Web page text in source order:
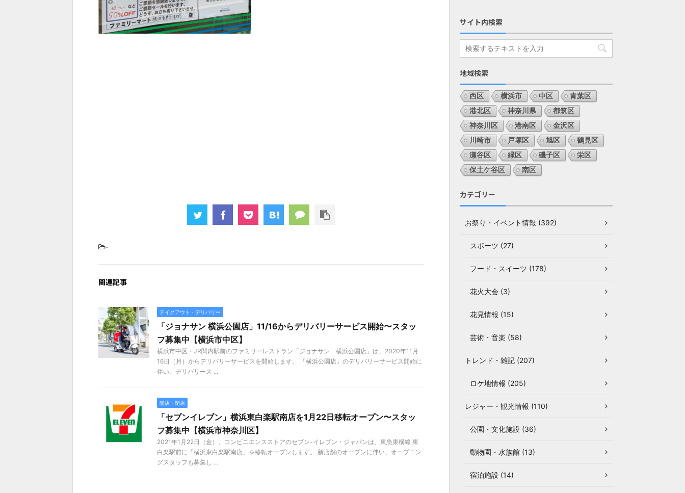
-
関連記事
テイクアウト・デリバリー
「ジョナサン 横浜公園店」11/16からデリバリーサービス開始〜スタッ
フ募集中【横浜市中区】
横浜市中区・JR関内駅前のファミリーレストラン「ジョナサン 横浜公園店」は、2020年11月
16日（月）からデリバリーサービスを開始します。 「横浜公園店」のデリバリーサービス開始に
伴い、デリバリース ...
開店・閉店
「セブンイレブン」横浜東白楽駅南店を1月22日移転オープン〜スタッ
フ募集中【横浜市神奈川区】
2021年1月22日（金）、コンビニエンスストアのセブン-イレブン・ジャパンは、東急東横線 東
白楽駅前に「横浜東白楽駅南店」を移転オープンします。 新店舗のオープンに伴い、オープニン
グスタッフも募集し ...
サイト内検索
地域検索
西区 横浜市 中区
青葉区
港北区
神奈川県
都筑区
神奈川区
港南区
金沢区
川崎市
戸塚区 旭区
鶴見区
瀬谷区
緑区 磯子区
栄区
保土ケ谷区
南区
カテゴリー
お祭り・イベント情報 (392)
スポーツ (27)
フード・スイーツ (178)
花火大会 (3)
花見情報 (15)
芸術・音楽 (58)
トレンド・雑記 (207)
ロケ地情報 (205)
レジャー・観光情報 (110)
公園・文化施設 (36)
動物園・水族館 (13)
宿泊施設 (14)